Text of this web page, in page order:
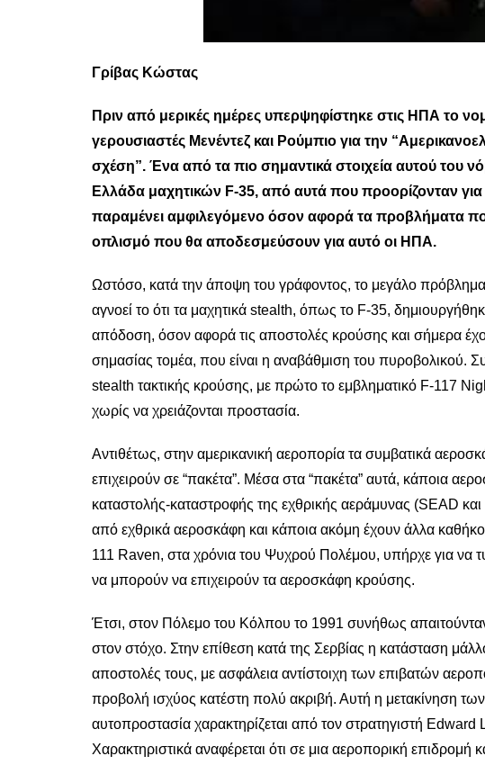
Γρίβας Κώστας
Πριν από μερικές ημέρες υπερψηφίστηκε στις ΗΠΑ το
γερουσιαστές Μενέντεζ και Ρούμπιο για την
σχέση”. Ένα από τα πιο σημαντικά στοιχεία αυτού του
Ελλάδα μαχητικών F-35, από αυτά που προορίζονταν
παραμένει αμφιλεγόμενο όσον αφορά τα προβλήματα που
οπλισμό που θα αποδεσμεύσουν για αυτό οι ΗΠΑ.
Ωστόσο, κατά την άποψη του γράφοντος, το μεγάλο πρόβλημα
αγνοεί το ότι τα μαχητικά stealth, όπως το F-35,
απόδοση, όσον αφορά τις αποστολές κρούσης και σήμερα
σημασίας τομέα, που είναι η αναβάθμιση του πυροβολικού.
stealth τακτικής κρούσης, με πρώτο το εμβληματικό F-117
χωρίς να χρειάζονται προστασία.
Αντιθέτως, στην αμερικανική αεροπορία τα συμβατικά
επιχειρούν σε “πακέτα”. Μέσα στα “πακέτα” αυτά, κάποια
καταστολής-καταστροφής της εχθρικής αεράμυνας (SEAD
από εχθρικά αεροσκάφη και κάποια ακόμη έχουν άλλα
111 Raven, στα χρόνια του Ψυχρού Πολέμου, υπήρχε για να
να μπορούν να επιχειρούν τα αεροσκάφη κρούσης.
Έτσι, στον Πόλεμο του Κόλπου το 1991 συνήθως
στον στόχο. Στην επίθεση κατά της Σερβίας η κατάσταση
αποστολές τους, με ασφάλεια αντίστοιχη των επιβατών
προβολή ισχύος κατέστη πολύ ακριβή. Αυτή η μετακίνηση
αυτοπροστασία χαρακτηρίζεται από τον στρατηγιστή
Χαρακτηριστικά αναφέρεται ότι σε μια αεροπορική